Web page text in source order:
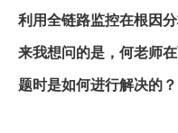
利用全链路监控在根因
来我想问的是，何老师
题时是如何进行解决的？